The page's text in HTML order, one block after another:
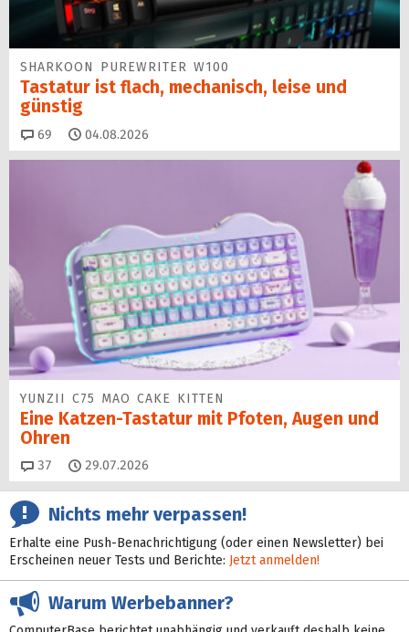
SHARKOON PUREWRITER W100
Tastatur ist flach, mechanisch, leise und
günstig
69 Kommentare
04.08.2026
YUNZII C75 MAO CAKE KITTEN
Eine Katzen-Tastatur mit Pfoten, Augen und
Ohren
37 Kommentare
29.07.2026
Nichts mehr verpassen!
Erhalte eine Push-Benachrichtigung (oder einen Newsletter) bei
Erscheinen neuer Tests und Berichte: Jetzt anmelden!
Warum Werbebanner?